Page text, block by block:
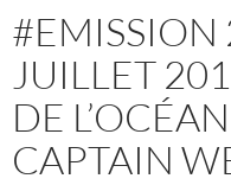
#EMISSION
JUILLET
DE
CAPTAIN